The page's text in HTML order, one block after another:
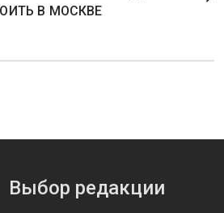
В МОСКВЕ
Выбор редакции